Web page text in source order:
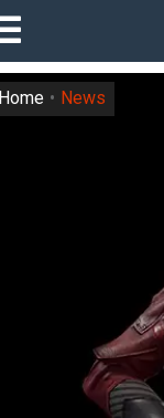
Home News